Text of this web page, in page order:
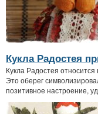
Кукла Радостея
Кукла Радостея
Это оберег
позитивное настроение,